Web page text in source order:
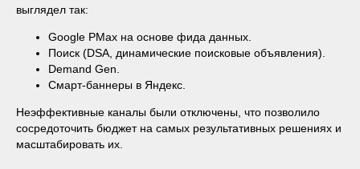
выглядел так:
Google PMax на основе фида данных.
Поиск (DSA, динамические поисковые объявления).
Demand Gen.
Смарт-баннеры в Яндекс.
Неэффективные каналы были отключены, что позволило
сосредоточить бюджет на самых результативных решениях и
масштабировать их.